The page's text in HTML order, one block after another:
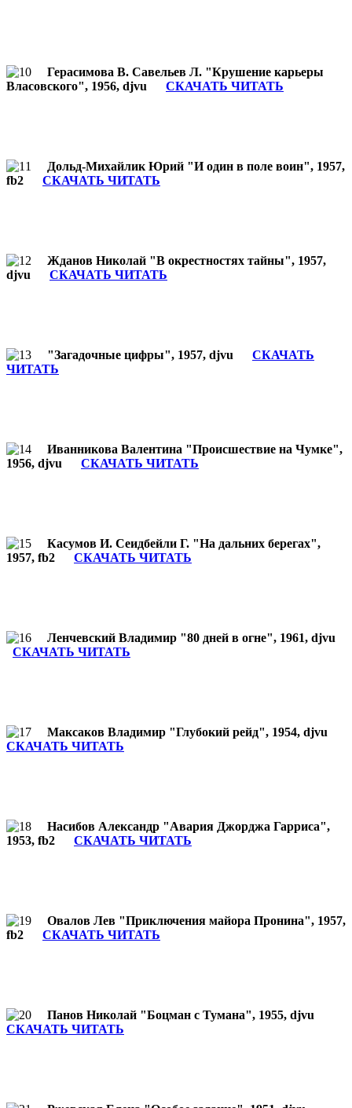
Герасимова В. Савельев Л. "Крушение карьеры
Власовского", 1956, djvu СКАЧАТЬ ЧИТАТЬ
Дольд-Михайлик Юрий "И один в поле воин", 1957,
fb2 СКАЧАТЬ ЧИТАТЬ
Жданов Николай "В окрестностях тайны", 1957,
djvu СКАЧАТЬ ЧИТАТЬ
"Загадочные цифры", 1957, djvu СКАЧАТЬ
ЧИТАТЬ
Иванникова Валентина "Происшествие на Чумке",
1956, djvu СКАЧАТЬ ЧИТАТЬ
Касумов И. Сеидбейли Г. "На дальних берегах",
1957, fb2 СКАЧАТЬ ЧИТАТЬ
Ленчевский Владимир "80 дней в огне", 1961, djvu
СКАЧАТЬ ЧИТАТЬ
Максаков Владимир "Глубокий рейд", 1954, djvu
СКАЧАТЬ ЧИТАТЬ
Насибов Александр "Авария Джорджа Гарриса",
1953, fb2 СКАЧАТЬ ЧИТАТЬ
Овалов Лев "Приключения майора Пронина", 1957,
fb2 СКАЧАТЬ ЧИТАТЬ
Панов Николай "Боцман с Тумана", 1955, djvu
СКАЧАТЬ ЧИТАТЬ